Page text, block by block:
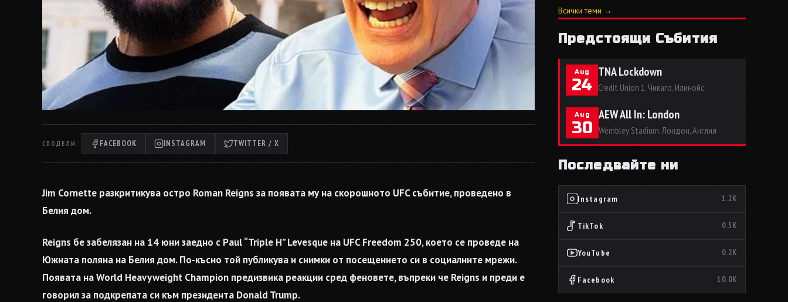
СПОДЕЛИ: FACEBOOK INSTAGRAM TWITTER / X
Jim Cornette разкритикува остро Roman Reigns за появата му на скорошното UFC събитие, проведено в
Белия дом.
Reigns бе забелязан на 14 юни заедно с Paul “Triple H” Levesque на UFC Freedom 250, което се проведе на
Южната поляна на Белия дом. По-късно той публикува и снимки от посещението си в социалните мрежи.
Появата на World Heavyweight Champion предизвика реакции сред феновете, въпреки че Reigns и преди е
говорил за подкрепата си към президента Donald Trump.
Всички теми →
Предстоящи Събития
Aug
24
TNA Lockdown
Credit Union 1, Чикаго, Илинойс
Aug
30
AEW All In: London
Wembley Stadium, Лондон, Англия
Последвайте ни
Instagram 1.2K
TikTok 0.5K
YouTube 0.2K
Facebook 10.0K